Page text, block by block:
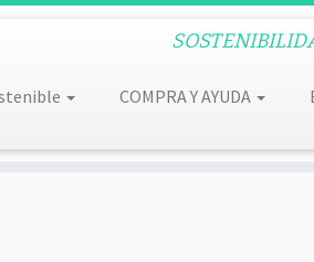
COMPRA Y AYUDA